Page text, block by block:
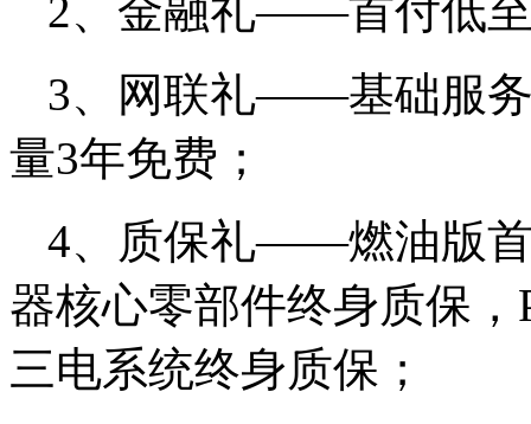
2、金融礼——首付低至
3、网联礼——基础服
量3年免费；
4、质保礼——燃油版
器核心零部件终身质保
三电系统终身质保；